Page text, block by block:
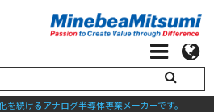
を続けるアナログ半導体専業メーカーです。